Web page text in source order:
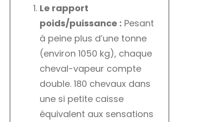
Le rapport
poids/puissance : Pesant
à peine plus d’une tonne
(environ 1050 kg), chaque
cheval-vapeur compte
double. 180 chevaux dans
une si petite caisse
équivalent aux sensations